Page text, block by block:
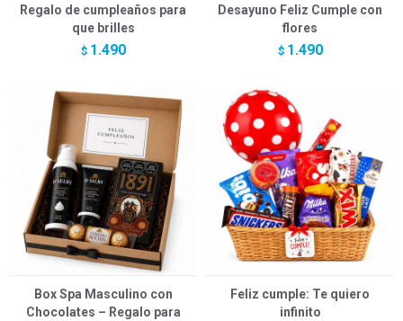
Regalo de cumpleaños para
que brilles
$ 1.490
Desayuno Feliz Cumple con
flores
$ 1.490
Box Spa Masculino con
Chocolates – Regalo para
Feliz cumple: Te quiero
infinito